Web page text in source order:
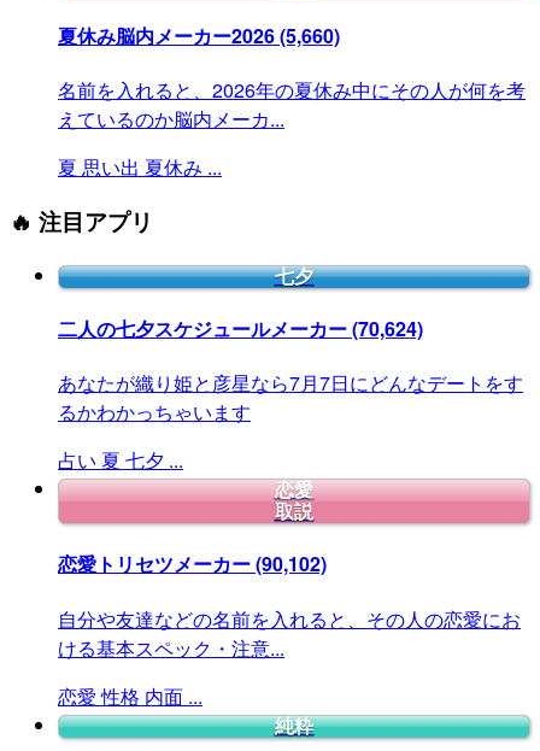
夏休み脳内メーカー2026(5,660)
名前を入れると、2026年の夏休み中にその人が何を考
えているのか脳内メーカ...
夏 思い出 夏休み ...
🔥 注目アプリ
七夕
二人の七夕スケジュールメーカー(70,624)
あなたが織り姫と彦星なら7月7日にどんなデートをす
るかわかっちゃいます
占い 夏 七夕 ...
恋愛
取説
恋愛トリセツメーカー(90,102)
自分や友達などの名前を入れると、その人の恋愛にお
ける基本スペック・注意...
恋愛 性格 内面 ...
純粋